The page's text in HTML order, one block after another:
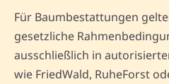
Für Baumbestattungen
gesetzliche
ausschließlich in
wie FriedWald, RuheForst